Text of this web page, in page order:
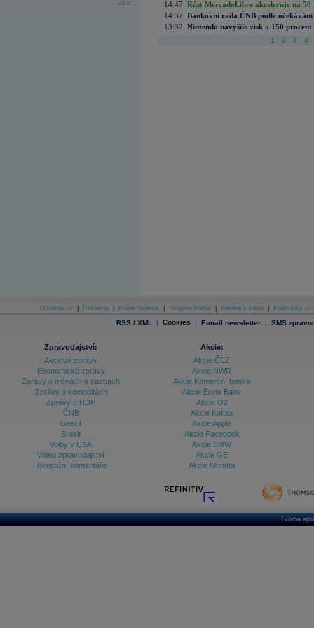
více...
14:47 Růst MercadoLibre akceleruje na
14:37 Bankovní rada ČNB podle
13:32 Nintendo navýšilo zisk o 150
1 2 3 4
O Patria.cz Reklama Mapa Stránek Skupina Patria Kariéra v Patrii Podmínky
RSS / XML | Cookies | E-mail newsletter | SMS
Zpravodajství:
Akciové zprávy
Ekonomické zprávy
Zprávy o měnách a sazbách
Zprávy o komoditách
Zprávy o HDP
ČNB
Grexit
Brexit
Volby v USA
Video zpravodajství
Investiční komentáře
Akcie:
Akcie ČEZ
Akcie NWR
Akcie Komerční banka
Akcie Erste Bank
Akcie O2
Akcie Kofola
Akcie Apple
Akcie Facebook
Akcie BMW
Akcie GE
Akcie Moneta
Tvorba